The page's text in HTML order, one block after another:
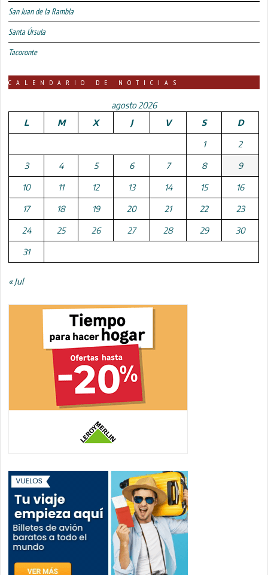
San Juan de la Rambla
Santa Úrsula
Tacoronte
CALENDARIO DE NOTICIAS
agosto 2026
L
M X J V S D
1 2
3 4 5 6 7 8 9
10 11 12 13 14 15 16
17 18 19 20 21 22 23
24 25 26 27 28 29 30
31
« Jul